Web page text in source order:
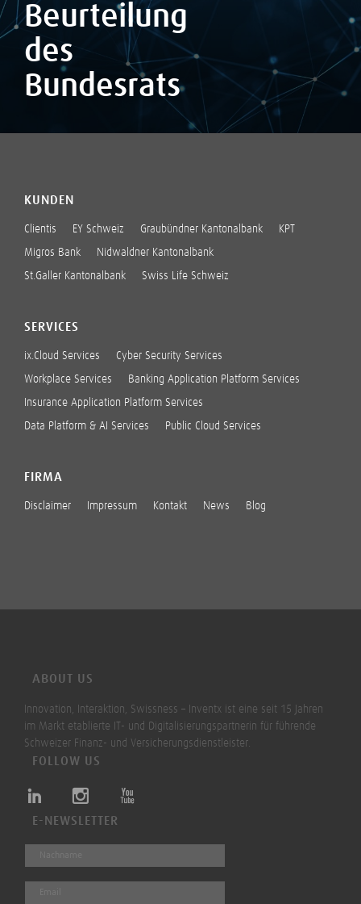
Beurteilung
des
Bundesrats
KUNDEN
Clientis EY Schweiz Graubündner Kantonalbank KPT
Migros Bank Nidwaldner Kantonalbank
St.Galler Kantonalbank Swiss Life Schweiz
SERVICES
ix.Cloud Services Cyber Security Services
Workplace Services Banking Application Platform Services
Insurance Application Platform Services
Data Platform & AI Services Public Cloud Services
FIRMA
Disclaimer Impressum Kontakt News Blog
ABOUT US
Innovation, Interaktion, Swissness – Inventx ist eine seit 15 Jahren
im Markt etablierte IT- und Digitalisierungspartnerin für führende
Schweizer Finanz- und Versicherungsdienstleister.
FOLLOW US
E-NEWSLETTER